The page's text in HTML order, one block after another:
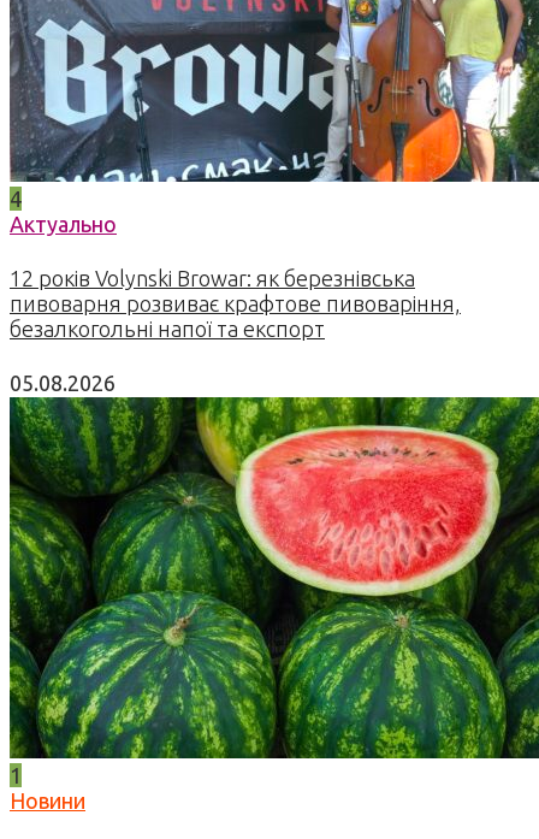
4
Актуально
12 років Volynski Browar: як березнівська
пивоварня розвиває крафтове пивоваріння,
безалкогольні напої та експорт
05.08.2026
1
Новини